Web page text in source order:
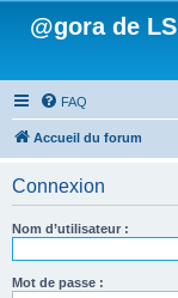
@gora de
FAQ
Accueil du forum
Connexion
Nom d’utilisateur :
Mot de passe :